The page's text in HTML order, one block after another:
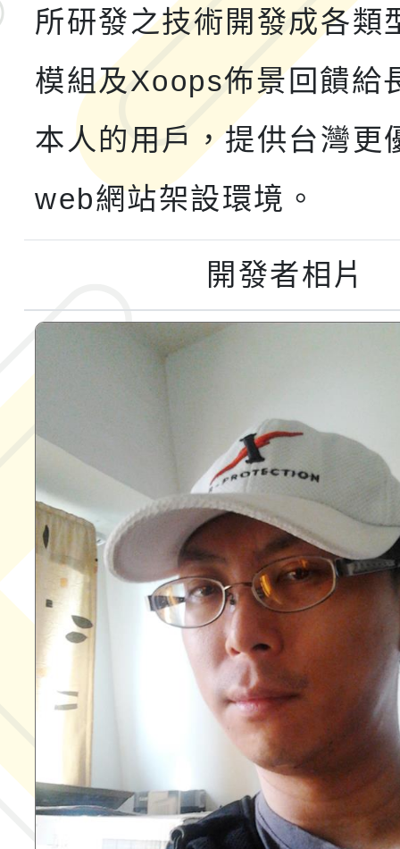
「2026年『王牌愛／
運動系列徵選頒獎典禮
成果展」
2026城鎮韌性防空演習
桃園市大溪自造教育及
年八月份教師研習
所研發之技術開發成各類
模組及Xoops佈景回饋給
本人的用戶，提供台灣更
web網站架設環境。
開發者相片